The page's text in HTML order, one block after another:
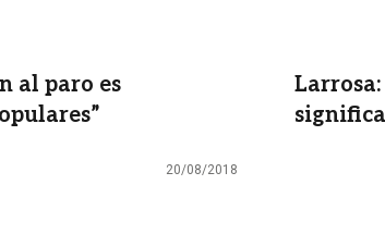
al paro es
20/08/2018